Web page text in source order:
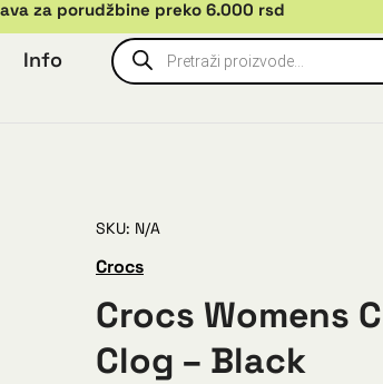
za porudžbine preko 6.000 rsd
Info
SKU: N/A
Crocs
Crocs Womens
Clog – Black